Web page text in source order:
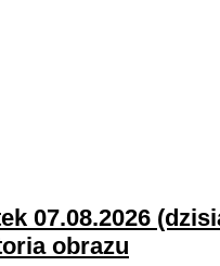
07.08.2026
obrazu